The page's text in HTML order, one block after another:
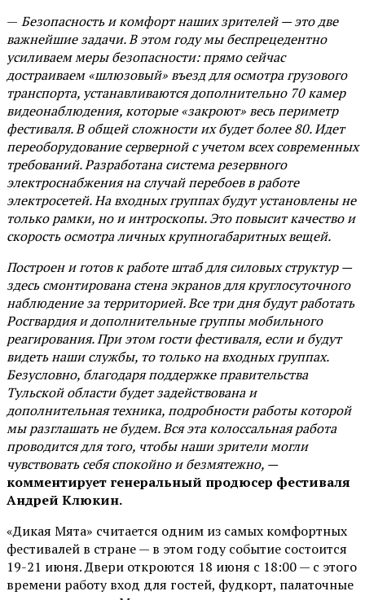
— Безопасность и комфорт наших зрителей — это две
важнейшие задачи. В этом году мы беспрецедентно
усиливаем меры безопасности: прямо сейчас
достраиваем «шлюзовый» въезд для осмотра грузового
транспорта, устанавливаются дополнительно 70 камер
видеонаблюдения, которые «закроют» весь периметр
фестиваля. В общей сложности их будет более 80. Идет
переоборудование серверной с учетом всех современных
требований. Разработана система резервного
электроснабжения на случай перебоев в работе
электросетей. На входных группах будут установлены не
только рамки, но и интроскопы. Это повысит качество и
скорость осмотра личных крупногабаритных вещей.
Построен и готов к работе штаб для силовых структур —
здесь смонтирована стена экранов для круглосуточного
наблюдение за территорией. Все три дня будут работать
Росгвардия и дополнительные группы мобильного
реагирования. При этом гости фестиваля, если и будут
видеть наши службы, то только на входных группах.
Безусловно, благодаря поддержке правительства
Тульской области будет задействована и
дополнительная техника, подробности работы которой
мы разглашать не будем. Вся эта колоссальная работа
проводится для того, чтобы наши зрители могли
чувствовать себя спокойно и безмятежно, —
комментирует генеральный продюсер фестиваля
Андрей Клюкин.
«Дикая Мята» считается одним из самых комфортных
фестивалей в стране — в этом году событие состоится
19-21 июня. Двери откроются 18 июня с 18:00 — с этого
времени работу вход для гостей, фудкорт, палаточные